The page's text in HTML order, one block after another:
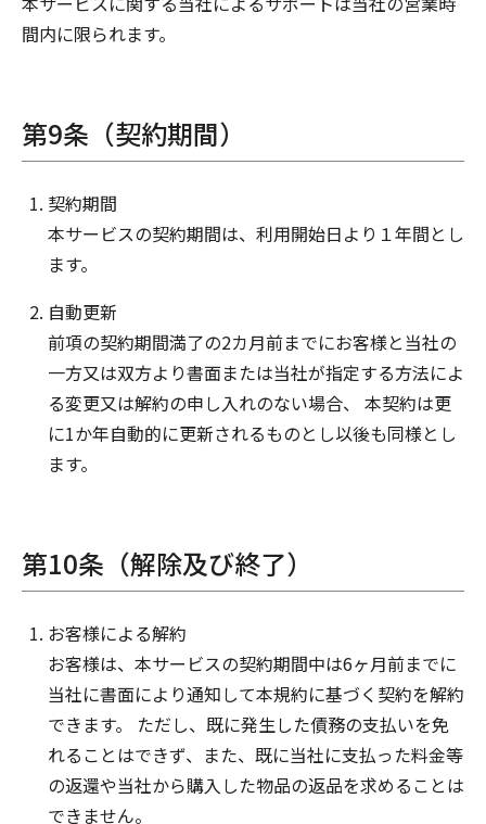
間内に限られます。
第9条（契約期間）
契約期間
本サービスの契約期間は、利用開始日より１年間とし
ます。
自動更新
前項の契約期間満了の2カ月前までにお客様と当社の
一方又は双方より書面または当社が指定する方法によ
る変更又は解約の申し入れのない場合、 本契約は更
に1か年自動的に更新されるものとし以後も同様とし
ます。
第10条（解除及び終了）
お客様による解約
お客様は、本サービスの契約期間中は6ヶ月前までに
当社に書面により通知して本規約に基づく契約を解約
できます。 ただし、既に発生した債務の支払いを免
れることはできず、また、既に当社に支払った料金等
の返還や当社から購入した物品の返品を求めることは
できません。